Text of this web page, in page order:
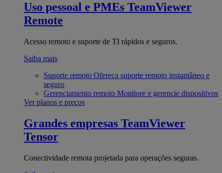
Uso pessoal e PMEs TeamViewer
Remote
Acesso remoto e suporte de TI rápidos e seguros.
Saiba mais
Suporte remoto Ofereça suporte remoto instantâneo e
seguro
Gerenciamento remoto Monitore e gerencie dispositivos
Ver planos e preços
Grandes empresas TeamViewer
Tensor
Conectividade remota projetada para operações seguras.